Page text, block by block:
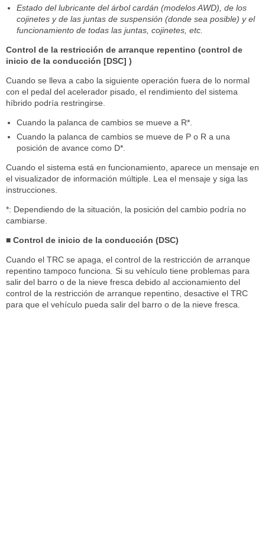
Estado del lubricante del árbol cardán (modelos AWD), de los
cojinetes y de las juntas de suspensión (donde sea posible) y el
funcionamiento de todas las juntas, cojinetes, etc.
Control de la restricción de arranque repentino (control de
inicio de la conducción [DSC] )
Cuando se lleva a cabo la siguiente operación fuera de lo normal
con el pedal del acelerador pisado, el rendimiento del sistema
híbrido podría restringirse.
Cuando la palanca de cambios se mueve a R*.
Cuando la palanca de cambios se mueve de P o R a una
posición de avance como D*.
Cuando el sistema está en funcionamiento, aparece un mensaje en
el visualizador de información múltiple. Lea el mensaje y siga las
instrucciones.
*: Dependiendo de la situación, la posición del cambio podría no
cambiarse.
■ Control de inicio de la conducción (DSC)
Cuando el TRC se apaga, el control de la restricción de arranque
repentino tampoco funciona. Si su vehículo tiene problemas para
salir del barro o de la nieve fresca debido al accionamiento del
control de la restricción de arranque repentino, desactive el TRC
para que el vehículo pueda salir del barro o de la nieve fresca.